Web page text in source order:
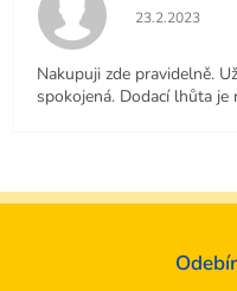
Hodnocení
23.2.2023
Nakupuji zde pravidelně.
spokojená. Dodací lhůta je